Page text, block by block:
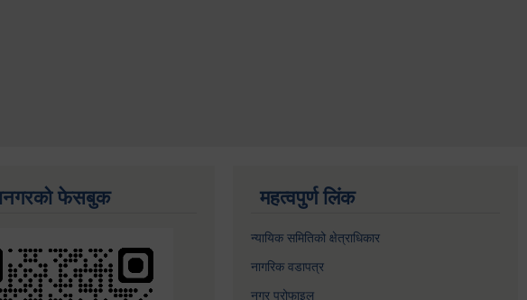
फेसबुक महत्वपुर्ण लिंक
न्यायिक समितिको क्षेत्राधिकार
नागरिक वडापत्र
नगर प्रोफाइल